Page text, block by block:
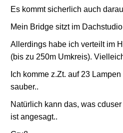
Es kommt sicherlich auch
Mein Bridge sitzt im
Allerdings habe ich verteilt im
(bis zu 250m Umkreis).
Ich komme z.Zt. auf 23
sauber..
Natürlich kann das, was
ist angesagt..